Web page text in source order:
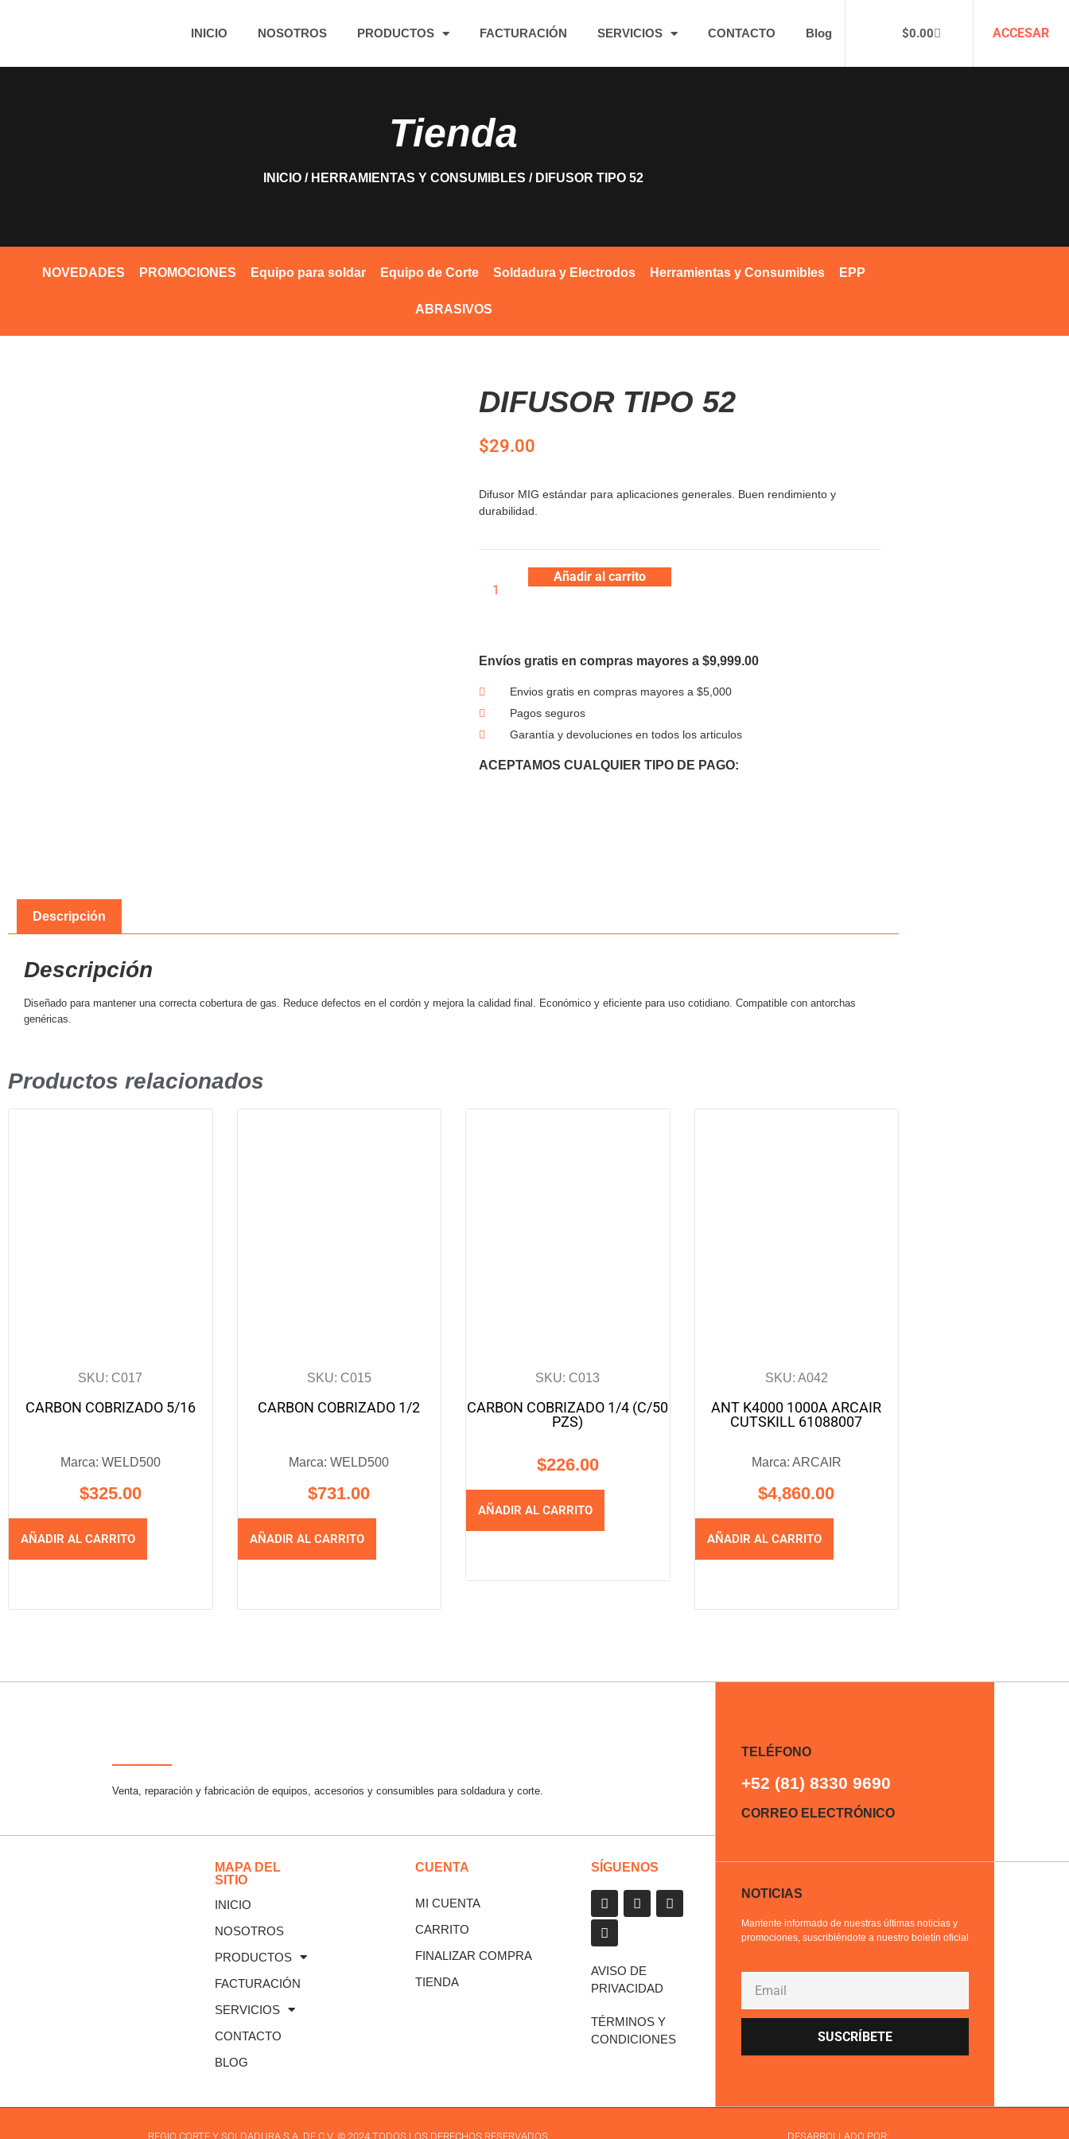
INICIO NOSOTROS PRODUCTOS FACTURACIÓN SERVICIOS CONTACTO Blog $0.00 ACCESAR
Tienda
INICIO / HERRAMIENTAS Y CONSUMIBLES / DIFUSOR TIPO 52
NOVEDADES PROMOCIONES Equipo para soldar Equipo de Corte Soldadura y Electrodos Herramientas y Consumibles EPP
ABRASIVOS
DIFUSOR TIPO 52
$29.00
Difusor MIG estándar para aplicaciones generales. Buen rendimiento y
durabilidad.
Añadir al carrito
Envíos gratis en compras mayores a $9,999.00
Envios gratis en compras mayores a $5,000
Pagos seguros
Garantía y devoluciones en todos los articulos
ACEPTAMOS CUALQUIER TIPO DE PAGO:
Descripción
Descripción
Diseñado para mantener una correcta cobertura de gas. Reduce defectos en el cordón y mejora la calidad final. Económico y eficiente para uso cotidiano. Compatible con antorchas
genéricas.
Productos relacionados
SKU: C017
CARBON COBRIZADO 5/16
Marca: WELD500
$325.00
AÑADIR AL CARRITO
SKU: C015
CARBON COBRIZADO 1/2
Marca:WELD500
$731.00
AÑADIR AL CARRITO
SKU: C013
CARBON COBRIZADO 1/4 (C/50
PZS)
$226.00
AÑADIR AL CARRITO
SKU: A042
ANT K4000 1000A ARCAIR
CUTSKILL 61088007
Marca: ARCAIR
$4,860.00
AÑADIR AL CARRITO
Venta, reparación y fabricación de equipos, accesorios y consumibles para soldadura y corte.
MAPA DEL
SITIO
INICIO
NOSOTROS
PRODUCTOS
FACTURACIÓN
SERVICIOS
CONTACTO
BLOG
CUENTA
MI CUENTA
CARRITO
FINALIZAR COMPRA
TIENDA
SÍGUENOS
AVISO DE
PRIVACIDAD
TÉRMINOS Y
CONDICIONES
TELÉFONO
+52 (81) 8330 9690
CORREO ELECTRÓNICO
NOTICIAS
Mantente informado de nuestras últimas noticias y
promociones, suscribiéndote a nuestro boletín oficial
SUSCRÍBETE
REGIO CORTE Y SOLDADURA S.A. DE C.V. © 2024 TODOS LOS DERECHOS RESERVADOS DESARROLLADO POR: